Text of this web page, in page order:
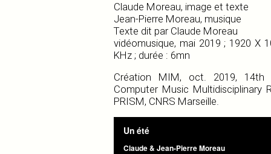
Claude Moreau, image et texte
Jean-Pierre Moreau, musique
Texte dit par Claude Moreau
vidéomusique, mai 2019 ; 1920
KHz ; durée : 6mn
Création MIM, oct. 2019, 14th
Computer Music Multidisciplinary
PRISM, CNRS Marseille.